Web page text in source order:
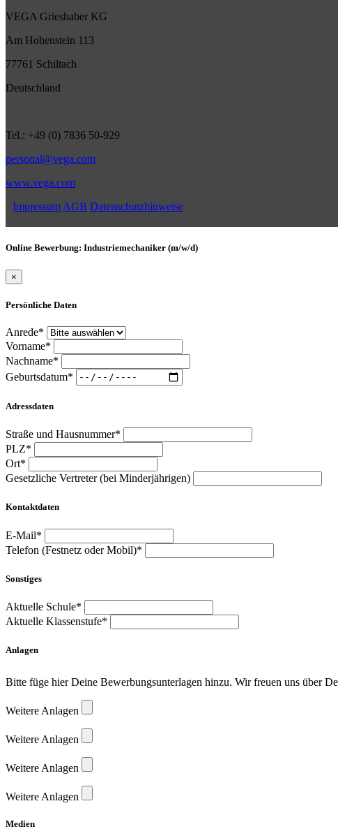
VEGA Grieshaber KG
Am Hohenstein 113
77761 Schiltach
Deutschland
Tel.: +49 (0) 7836 50-929
personal@vega.com
www.vega.com
Impressum AGB Datenschutzhinweise
Online Bewerbung: Industriemechaniker (m/w/d)
×
Persönliche Daten
Anrede*
Vorname*
Nachname*
Geburtsdatum*
Adressdaten
Straße und Hausnummer*
PLZ*
Ort*
Gesetzliche Vertreter (bei Minderjährigen)
Kontaktdaten
E-Mail*
Telefon (Festnetz oder Mobil)*
Sonstiges
Aktuelle Schule*
Aktuelle Klassenstufe*
Anlagen
Bitte füge hier Deine Bewerbungsunterlagen hinzu. Wir freuen uns über
Weitere Anlagen
Weitere Anlagen
Weitere Anlagen
Weitere Anlagen
Medien